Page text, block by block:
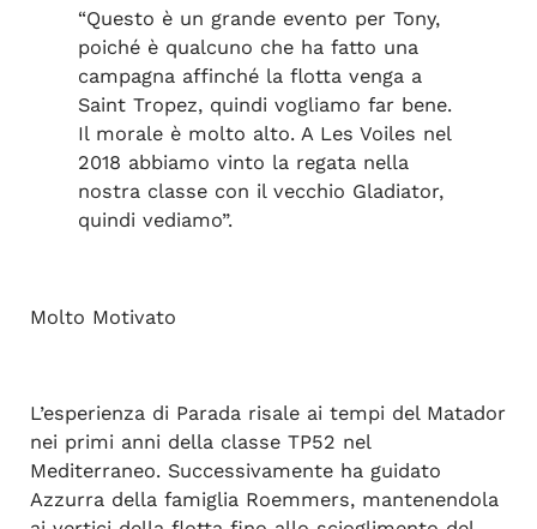
“Questo è un grande evento per Tony,
poiché è qualcuno che ha fatto una
campagna affinché la flotta venga a
Saint Tropez, quindi vogliamo far bene.
Il morale è molto alto. A Les Voiles nel
2018 abbiamo vinto la regata nella
nostra classe con il vecchio Gladiator,
quindi vediamo”.
Molto Motivato
L’esperienza di Parada risale ai tempi del Matador
nei primi anni della classe TP52 nel
Mediterraneo. Successivamente ha guidato
Azzurra della famiglia Roemmers, mantenendola